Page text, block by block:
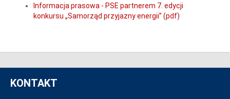
Informacja prasowa - PSE partnerem 7. edycji
konkursu „Samorząd przyjazny energii” (pdf)
KONTAKT